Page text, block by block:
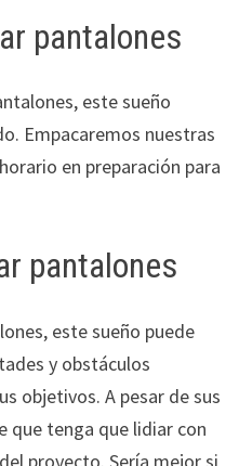
pantalones
este sueño
Empacaremos nuestras
en preparación para
pantalones
este sueño puede
y obstáculos
objetivos. A pesar de sus
que tenga que lidiar con
proyecto. Sería mejor si